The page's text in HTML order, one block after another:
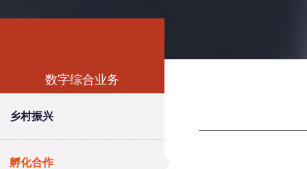
数字综合业务
乡村振兴
孵化合作